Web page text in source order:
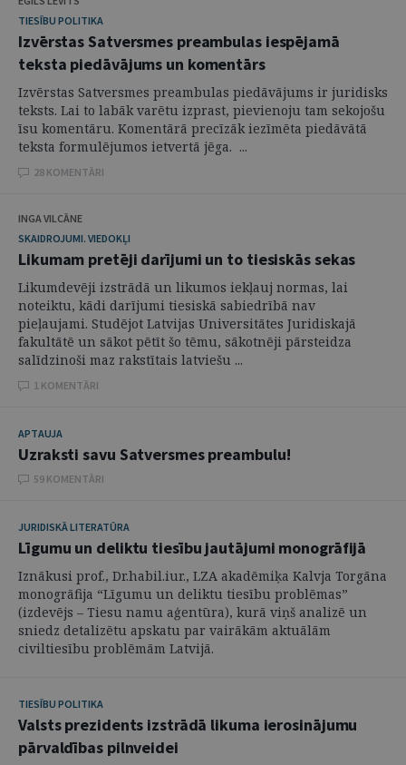
TIESĪBU POLITIKA
Izvērstas Satversmes preambulas iespējamā
teksta piedāvājums un komentārs
Izvērstas Satversmes preambulas piedāvājums ir juridisks
teksts. Lai to labāk varētu izprast, pievienoju tam sekojošu
īsu komentāru. Komentārā precīzāk iezīmēta piedāvātā
teksta formulējumos ietvertā jēga. ...
28 KOMENTĀRI
INGA VILCĀNE
SKAIDROJUMI. VIEDOKĻI
Likumam pretēji darījumi un to tiesiskās sekas
Likumdevēji izstrādā un likumos iekļauj normas, lai
noteiktu, kādi darījumi tiesiskā sabiedrībā nav
pieļaujami. Studējot Latvijas Universitātes Juridiskajā
fakultātē un sākot pētīt šo tēmu, sākotnēji pārsteidza
salīdzinoši maz rakstītais latviešu ...
1 KOMENTĀRI
APTAUJA
Uzraksti savu Satversmes preambulu!
59 KOMENTĀRI
JURIDISKĀ LITERATŪRA
Līgumu un deliktu tiesību jautājumi monogrāfijā
Iznākusi prof., Dr.habil.iur., LZA akadēmiķa Kalvja Torgāna
monogrāfija “Līgumu un deliktu tiesību problēmas”
(izdevējs – Tiesu namu aģentūra), kurā viņš analizē un
sniedz detalizētu apskatu par vairākām aktuālām
civiltiesību problēmām Latvijā.
TIESĪBU POLITIKA
Valsts prezidents izstrādā likuma ierosinājumu
pārvaldības pilnveidei